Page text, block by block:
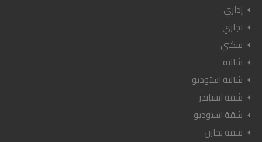
إداري
تجاري
سكني
شاليه
شالية استوديو
شقة استاندر
شقة استوديو
شقة بجارن